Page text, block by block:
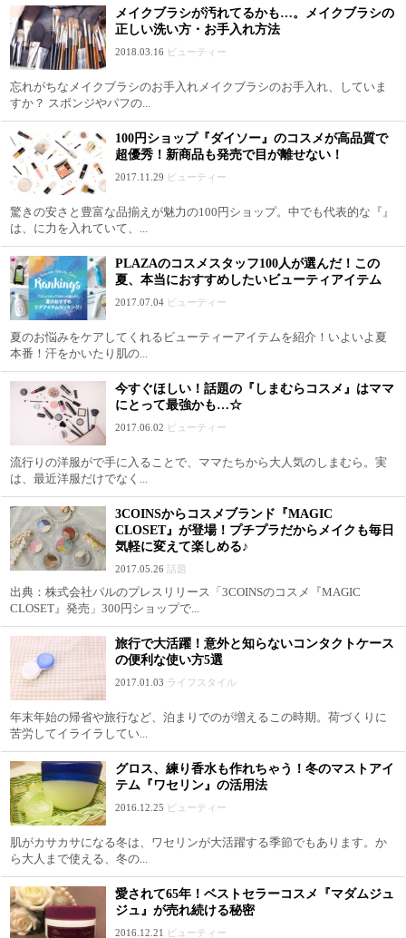
メイクブラシが汚れてるかも…。メイクブラシの
正しい洗い方・お手入れ方法
2018.03.16 ビューティー
忘れがちなメイクブラシのお手入れメイクブラシのお手入れ、していま
すか？ スポンジやパフの...
100円ショップ『ダイソー』のコスメが高品質で
超優秀！新商品も発売で目が離せない！
2017.11.29 ビューティー
驚きの安さと豊富な品揃えが魅力の100円ショップ。中でも代表的な『』
は、に力を入れていて、...
PLAZAのコスメスタッフ100人が選んだ！この
夏、本当におすすめしたいビューティアイテム
2017.07.04 ビューティー
夏のお悩みをケアしてくれるビューティーアイテムを紹介！いよいよ夏
本番！汗をかいたり肌の...
今すぐほしい！話題の『しまむらコスメ』はママ
にとって最強かも…☆
2017.06.02 ビューティー
流行りの洋服がで手に入ることで、ママたちから大人気のしまむら。実
は、最近洋服だけでなく...
3COINSからコスメブランド『MAGIC
CLOSET』が登場！プチプラだからメイクも毎日
気軽に変えて楽しめる♪
2017.05.26 話題
出典：株式会社パルのプレスリリース「3COINSのコスメ『MAGIC
CLOSET』発売」300円ショップで...
旅行で大活躍！意外と知らないコンタクトケース
の便利な使い方5選
2017.01.03 ライフスタイル
年末年始の帰省や旅行など、泊まりでのが増えるこの時期。荷づくりに
苦労してイライラしてい...
グロス、練り香水も作れちゃう！冬のマストアイ
テム『ワセリン』の活用法
2016.12.25 ビューティー
肌がカサカサになる冬は、ワセリンが大活躍する季節でもあります。か
ら大人まで使える、冬の...
愛されて65年！ベストセラーコスメ『マダムジュ
ジュ』が売れ続ける秘密
2016.12.21 ビューティー